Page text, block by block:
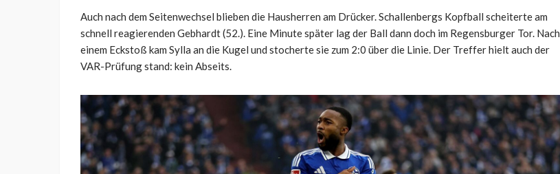
Auch nach dem Seitenwechsel blieben die Hausherren am Drücker. Schallenbergs Kopfball scheiterte am
schnell reagierenden Gebhardt (52.). Eine Minute später lag der Ball dann doch im Regensburger Tor. Nach
einem Eckstoß kam Sylla an die Kugel und stocherte sie zum 2:0 über die Linie. Der Treffer hielt auch der
VAR-Prüfung stand: kein Abseits.